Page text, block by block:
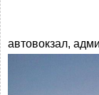
автовокзал,